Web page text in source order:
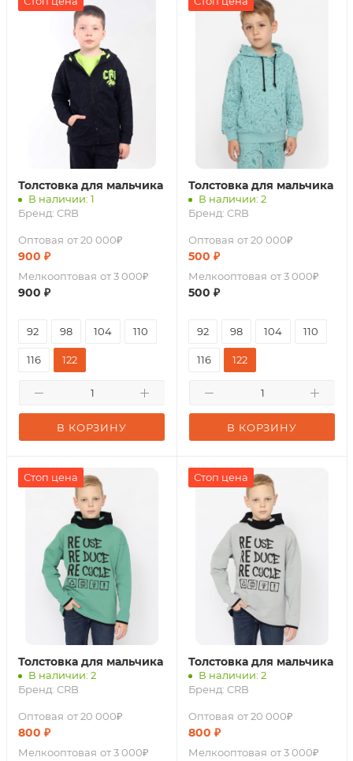
Толстовка для мальчика
В наличии: 1
Бренд: CRB
Оптовая от 20 000₽
900 ₽
Мелкооптовая от 3 000₽
900 ₽
В КОРЗИНУ
92 98 104 110
116 122
Толстовка для мальчика
В наличии: 2
Бренд: CRB
Оптовая от 20 000₽
500 ₽
Мелкооптовая от 3 000₽
500 ₽
В КОРЗИНУ
92 98 104 110
116 122
Стоп цена
Толстовка для мальчика
В наличии: 2
Бренд: CRB
Оптовая от 20 000₽
800 ₽
Мелкооптовая от 3 000₽
Стоп цена
Толстовка для мальчика
В наличии: 2
Бренд: CRB
Оптовая от 20 000₽
800 ₽
Мелкооптовая от 3 000₽